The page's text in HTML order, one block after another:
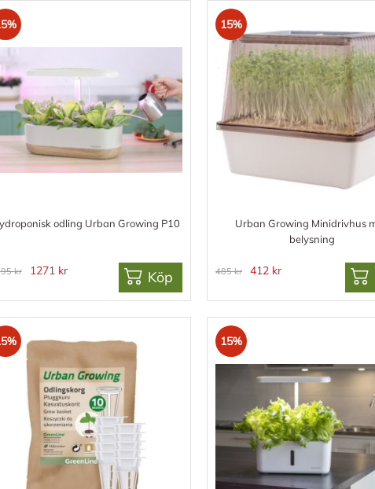
odling Urban Growing P10
kr 1271 kr Köp
15%
Urban Growing Minidrivhus
belysning
485 kr 412 kr
15%